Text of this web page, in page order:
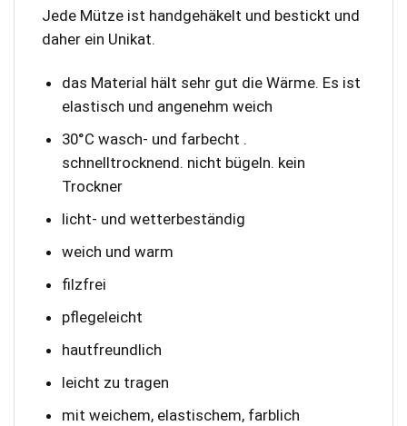
Jede Mütze ist handgehäkelt und bestickt und
daher ein Unikat.
das Material hält sehr gut die Wärme. Es ist
elastisch und angenehm weich
30°C wasch- und farbecht .
schnelltrocknend. nicht bügeln. kein
Trockner
licht- und wetterbeständig
weich und warm
filzfrei
pflegeleicht
hautfreundlich
leicht zu tragen
mit weichem, elastischem, farblich